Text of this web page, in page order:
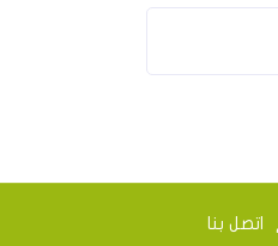
اتصل بنا